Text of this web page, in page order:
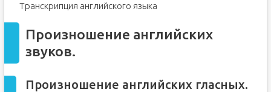
Транскрипция английского языка
Произношение английских
звуков.
Произношение английских гласных.